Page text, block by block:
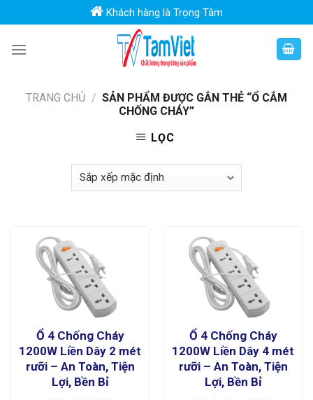
to
content
Khách hàng là Trọng Tâm
TRANG CHỦ / SẢN PHẨM ĐƯỢC GẮN THẺ “Ổ CẮM
CHỐNG CHÁY”
LỌC
Ổ 4 Chống Cháy
1200W Liền Dây 2 mét
rưỡi – An Toàn, Tiện
Lợi, Bền Bỉ
Ổ 4 Chống Cháy
1200W Liền Dây 4 mét
rưỡi – An Toàn, Tiện
Lợi, Bền Bỉ